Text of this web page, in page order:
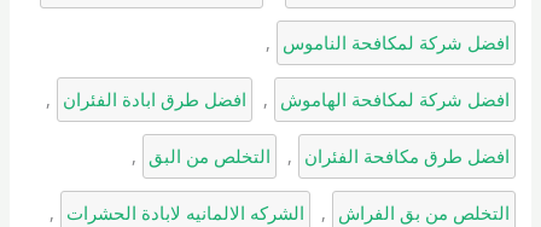
افضل شركة لمكافحة الناموس ,
افضل شركة لمكافحة الهاموش , افضل طرق ابادة الفئران ,
افضل طرق مكافحة الفئران , التخلص من البق ,
التخلص من بق الفراش , الشركه الالمانيه لابادة الحشرات ,